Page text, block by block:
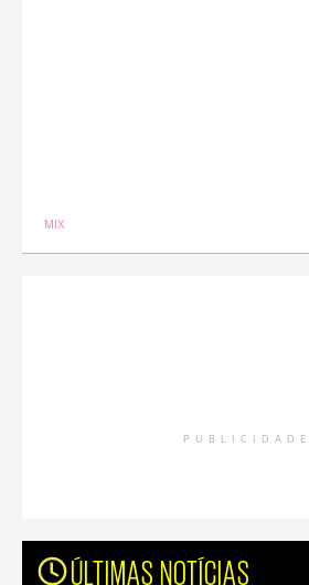
MIX
PUBLICIDADE
ÚLTIMAS NOTÍCIAS